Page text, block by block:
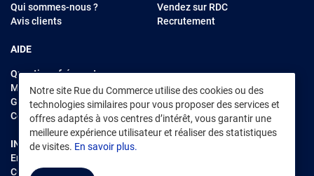
Qui sommes-nous ?
Avis clients
AIDE
Questions fréquentes
Modes de règlements
Garantie et retours
Contacter Rue du Commerce
Vendez sur RDC
Recrutement
INFORMATIONS LÉGALES
Environnement
CGV /CGU Marketplace
Notre site Rue du Commerce utilise des cookies ou des
technologies similaires pour vous proposer des services et
offres adaptés à vos centres d’intérêt, vous garantir une
meilleure expérience utilisateur et réaliser des statistiques
de visites. En savoir plus.